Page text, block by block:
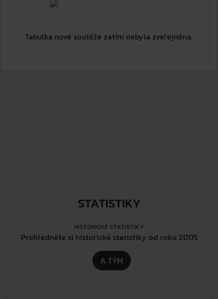
Tabulka nové soutěže zatím nebyla zveřejněna.
STATISTIKY
HISTORICKÉ STATISTIKY
Prohlédněte si historické statistiky od roku 2005
A TÝM